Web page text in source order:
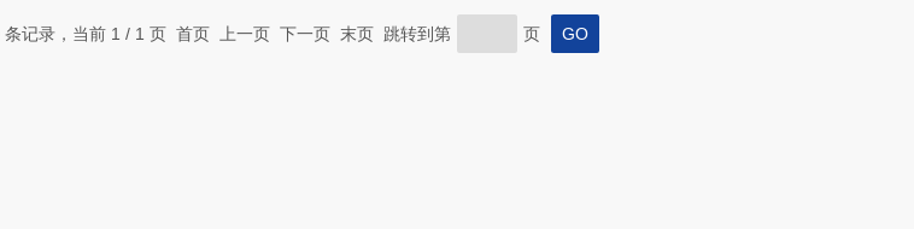
条记录，当前 1 / 1 页 首页 上一页 下一页 末页 跳转到第 页